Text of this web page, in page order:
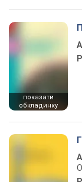
показати
обкладинку